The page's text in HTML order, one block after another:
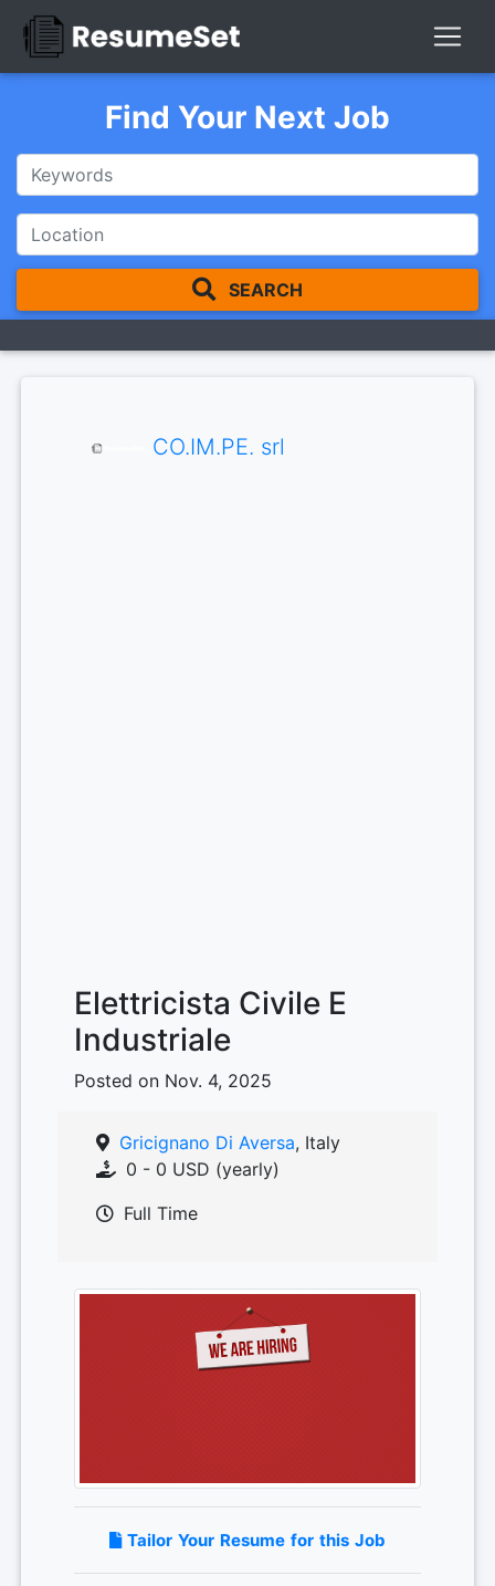
Find Your Next Job
SEARCH
CO.IM.PE. srl
Elettricista Civile E
Industriale
Posted on Nov. 4, 2025
Gricignano Di Aversa, Italy
0 - 0 USD (yearly)
Full Time
Tailor Your Resume for this Job